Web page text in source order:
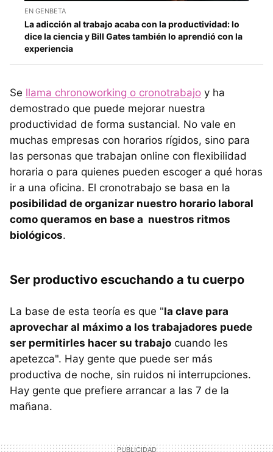
EN GENBETA
La adicción al trabajo acaba con la productividad: lo
dice la ciencia y Bill Gates también lo aprendió con la
experiencia
Se llama chronoworking o cronotrabajo y ha
demostrado que puede mejorar nuestra
productividad de forma sustancial. No vale en
muchas empresas con horarios rígidos, sino para
las personas que trabajan online con flexibilidad
horaria o para quienes pueden escoger a qué horas
ir a una oficina. El cronotrabajo se basa en la
posibilidad de organizar nuestro horario laboral
como queramos en base a nuestros ritmos
biológicos.
Ser productivo escuchando a tu cuerpo
La base de esta teoría es que "la clave para
aprovechar al máximo a los trabajadores puede
ser permitirles hacer su trabajo cuando les
apetezca". Hay gente que puede ser más
productiva de noche, sin ruidos ni interrupciones.
Hay gente que prefiere arrancar a las 7 de la
mañana.